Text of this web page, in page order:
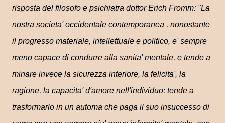
risposta del filosofo e psichiatra dottor Erich Fromm: "La
nostra societa' occidentale contemporanea , nonostante
il progresso materiale, intellettuale e politico, e' sempre
meno capace di condurre alla sanita' mentale, e tende a
minare invece la sicurezza interiore, la felicita', la
ragione, la capacita' d'amore nell'individuo; tende a
trasformarlo in un automa che paga il suo insuccesso di